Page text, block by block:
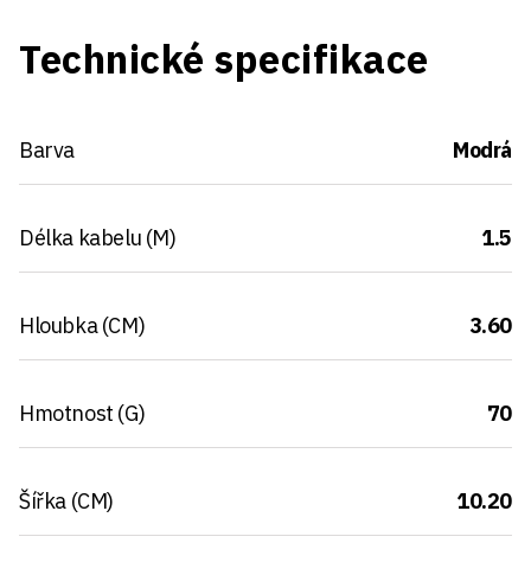
Technické specifikace
Barva Modrá
Délka kabelu (M) 1.5
Hloubka (CM) 3.60
Hmotnost (G) 70
Šířka (CM) 10.20